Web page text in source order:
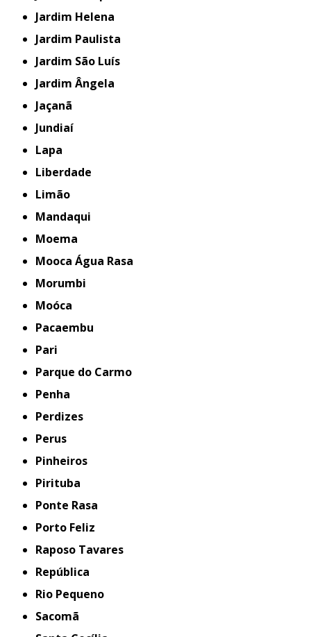
Jardim Helena
Jardim Paulista
Jardim São Luís
Jardim Ângela
Jaçanã
Jundiaí
Lapa
Liberdade
Limão
Mandaqui
Moema
Mooca Água Rasa
Morumbi
Moóca
Pacaembu
Pari
Parque do Carmo
Penha
Perdizes
Perus
Pinheiros
Pirituba
Ponte Rasa
Porto Feliz
Raposo Tavares
República
Rio Pequeno
Sacomã